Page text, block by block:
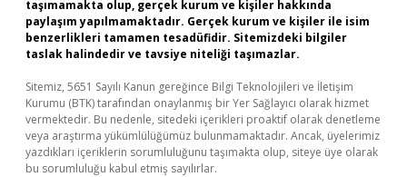
taşımamakta olup, gerçek kurum ve kişiler hakkında
paylaşım yapılmamaktadır. Gerçek kurum ve kişiler ile isim
benzerlikleri tamamen tesadüfidir. Sitemizdeki bilgiler
taslak halindedir ve tavsiye niteliği taşımazlar.
Sitemiz, 5651 Sayılı Kanun gereğince Bilgi Teknolojileri ve İletişim
Kurumu (BTK) tarafından onaylanmış bir Yer Sağlayıcı olarak hizmet
vermektedir. Bu nedenle, sitedeki içerikleri proaktif olarak denetleme
veya araştırma yükümlülüğümüz bulunmamaktadır. Ancak, üyelerimiz
yazdıkları içeriklerin sorumluluğunu taşımakta olup, siteye üye olarak
bu sorumluluğu kabul etmiş sayılırlar.